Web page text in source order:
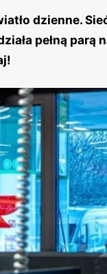
dzienne.
pełną parą